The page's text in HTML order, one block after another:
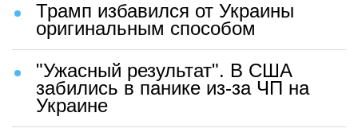
Трамп избавился от Украины
оригинальным способом
"Ужасный результат". В США
забились в панике из-за ЧП на
Украине